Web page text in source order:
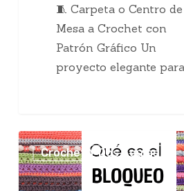
🧵 Carpeta o Centro de
Mesa a Crochet con
Patrón Gráfico Un
proyecto elegante para…
El
maravilloso
bloqueo
Crochet Y Dos Agujas